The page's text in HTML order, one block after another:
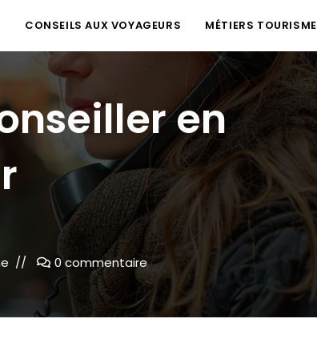
CONSEILS AUX VOYAGEURS MÉTIERS TOURISME
en
0 commentaire